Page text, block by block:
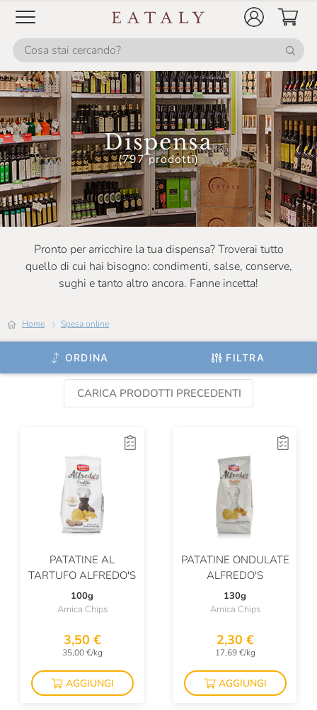
Dispensa
(797 prodotti)
Pronto per arricchire la tua dispensa? Troverai tutto
quello di cui hai bisogno: condimenti, salse, conserve,
sughi e tanto altro ancora. Fanne incetta!
Home Spesa online
ORDINA FILTRA
CARICA PRODOTTI PRECEDENTI
PATATINE AL
TARTUFO ALFREDO'S
100g
Amica Chips
3,50 €
35,00 €/kg
AGGIUNGI
PATATINE ONDULATE
ALFREDO'S
130g
Amica Chips
2,30 €
17,69 €/kg
AGGIUNGI